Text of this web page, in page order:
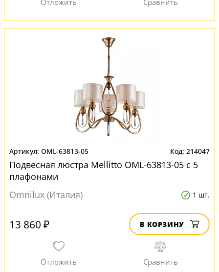
OML-63813-05 214047
Подвесная люстра Mellitto OML-63813-05 с 5
плафонами
Omnilux (Италия)
1 шт.
13 860 ₽ В КОРЗИНУ